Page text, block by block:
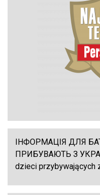
ІНФОРМАЦІЯ ДЛЯ
ПРИБУВАЮТЬ З
dzieci przybywających